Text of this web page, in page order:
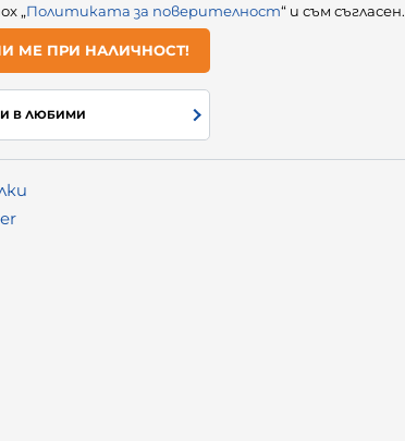
„Политиката за поверителност“ и съм съгласен.
МЕ ПРИ НАЛИЧНОСТ!
В ЛЮБИМИ